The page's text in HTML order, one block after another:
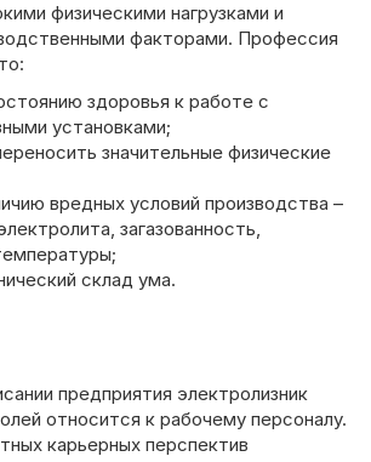
физическими нагрузками и
факторами. Профессия
здоровья к работе с
установками;
значительные физические
вредных условий производства –
загазованность,
склад ума.
предприятия электролизник
относится к рабочему персоналу.
карьерных перспектив